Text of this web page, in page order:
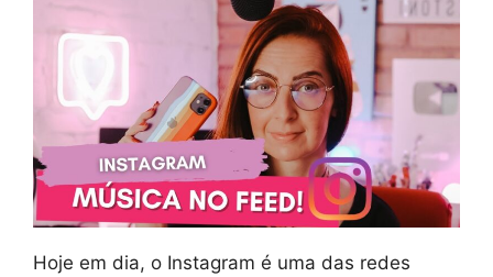
Hoje em dia, o Instagram é uma das redes